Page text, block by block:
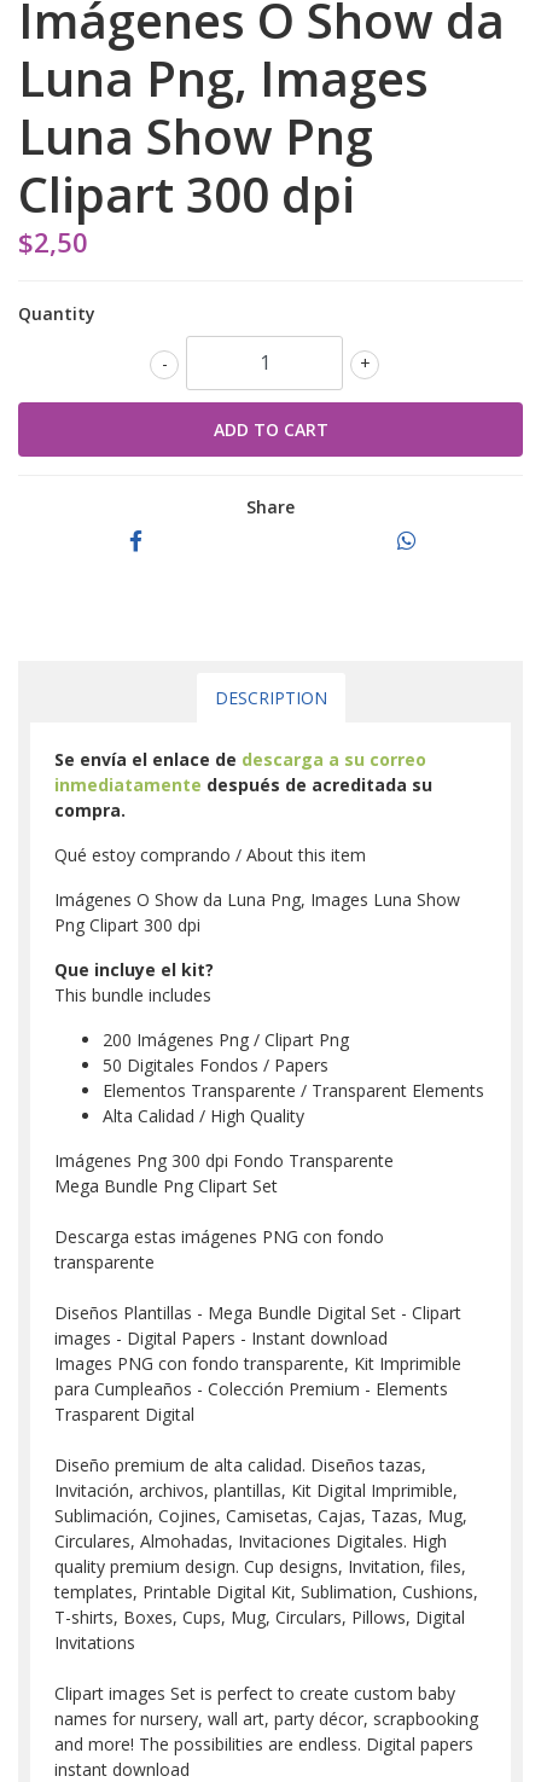
Imágenes O Show da
Luna Png, Images
Luna Show Png
Clipart 300 dpi
$2,50
Quantity
+
-
Share
DESCRIPTION
Se envía el enlace de descarga a su correo
inmediatamente después de acreditada su
compra.
Qué estoy comprando / About this item
Imágenes O Show da Luna Png, Images Luna Show
Png Clipart 300 dpi
Que incluye el kit?
This bundle includes
200 Imágenes Png / Clipart Png
50 Digitales Fondos / Papers
Elementos Transparente / Transparent Elements
Alta Calidad / High Quality
Imágenes Png 300 dpi Fondo Transparente
Mega Bundle Png Clipart Set
Descarga estas imágenes PNG con fondo
transparente
Diseños Plantillas - Mega Bundle Digital Set - Clipart
images - Digital Papers - Instant download
Images PNG con fondo transparente, Kit Imprimible
para Cumpleaños - Colección Premium - Elements
Trasparent Digital
Diseño premium de alta calidad. Diseños tazas,
Invitación, archivos, plantillas, Kit Digital Imprimible,
Sublimación, Cojines, Camisetas, Cajas, Tazas, Mug,
Circulares, Almohadas, Invitaciones Digitales. High
quality premium design. Cup designs, Invitation, files,
templates, Printable Digital Kit, Sublimation, Cushions,
T-shirts, Boxes, Cups, Mug, Circulars, Pillows, Digital
Invitations
Clipart images Set is perfect to create custom baby
names for nursery, wall art, party décor, scrapbooking
and more! The possibilities are endless. Digital papers
instant download